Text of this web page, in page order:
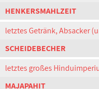
HENKERSMAHLZEIT
letztes Getränk, Absacker
SCHEIDEBECHER
letztes großes
MAJAPAHIT